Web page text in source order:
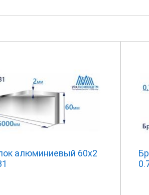
алюминиевый 60х2